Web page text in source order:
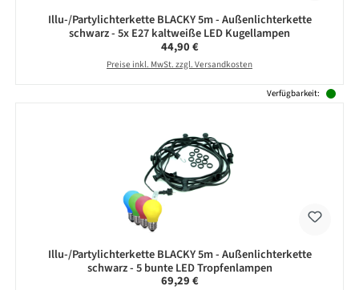
Illu-/Partylichterkette BLACKY 5m - Außenlichterkette
schwarz - 5x E27 kaltweiße LED Kugellampen
Regulärer Preis:
44,90 €
Preise inkl. MwSt. zzgl. Versandkosten
Verfügbarkeit:
Illu-/Partylichterkette BLACKY 5m - Außenlichterkette
schwarz - 5 bunte LED Tropfenlampen
Regulärer Preis:
69,29 €